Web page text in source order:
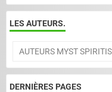
LES AUTEURS.
AUTEURS MYST
DERNIÈRES PAGES